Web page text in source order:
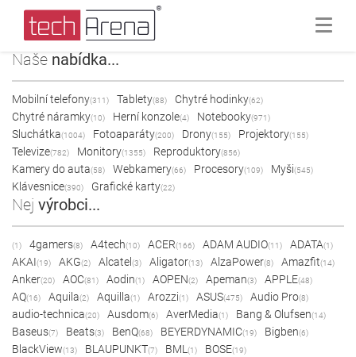
Naše nabídka...
Mobilní telefony(311) Tablety(88) Chytré hodinky(62)
Chytré náramky(10) Herní konzole(4) Notebooky(971)
Sluchátka(1004) Fotoaparáty(200) Drony(155) Projektory(155)
Televize(782) Monitory(1355) Reproduktory(856)
Kamery do auta(58) Webkamery(66) Procesory(109) Myši(545)
Klávesnice(390) Grafické karty(22)
Nej výrobci...
(1) 4gamers(8) A4tech(10) ACER(166) ADAM AUDIO(11) ADATA(1)
AKAI(19) AKG(2) Alcatel (3) Aligator(13) AlzaPower(8) Amazfit(14)
Anker(20) AOC(81) Aodin(1) AOPEN(2) Apeman(3) APPLE(48)
AQ(16) Aquila(2) Aquilla(1) Arozzi(1) ASUS(475) Audio Pro(8)
audio-technica(20) Ausdom(6) AverMedia(1) Bang & Olufsen(14)
Baseus(7) Beats(3) BenQ(68) BEYERDYNAMIC(19) Bigben(6)
BlackView(13) BLAUPUNKT(7) BML (1) BOSE(19)